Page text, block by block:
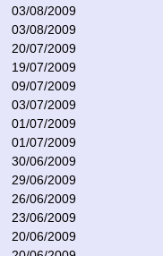
03/08/2009
03/08/2009
20/07/2009
19/07/2009
09/07/2009
03/07/2009
01/07/2009
01/07/2009
30/06/2009
29/06/2009
26/06/2009
23/06/2009
20/06/2009